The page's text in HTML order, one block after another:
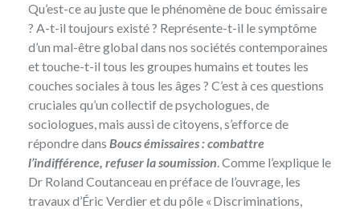
Qu’est-ce au juste que le phénomène de bouc émissaire
? A-t-il toujours existé ? Représente-t-il le symptôme
d’un mal-être global dans nos sociétés contemporaines
et touche-t-il tous les groupes humains et toutes les
couches sociales à tous les âges ? C’est à ces questions
cruciales qu’un collectif de psychologues, de
sociologues, mais aussi de citoyens, s’efforce de
répondre dans Boucs émissaires : combattre
l’indifférence, refuser la soumission. Comme l’explique le
Dr Roland Coutanceau en préface de l’ouvrage, les
travaux d’Éric Verdier et du pôle « Discriminations,